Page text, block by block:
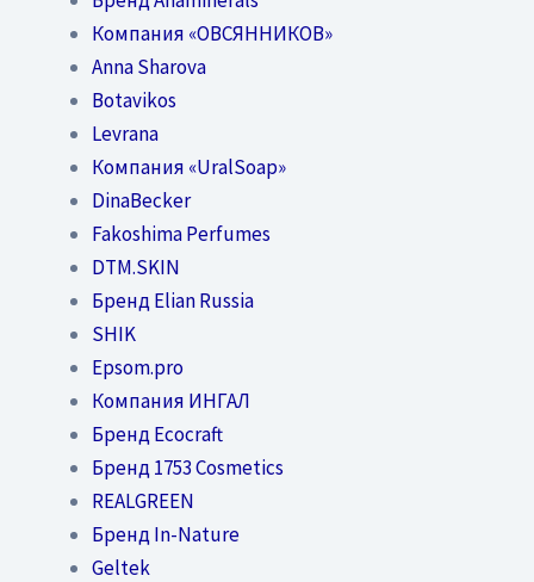
Компания «ОВСЯННИКОВ»
Anna Sharova
Botavikos
Levrana
Компания «UralSoap»
DinaBecker
Fakoshima Perfumes
DTM.SKIN
Бренд Elian Russia
SHIK
Epsom.pro
Компания ИНГАЛ
Бренд Ecocraft
Бренд 1753 Cosmetics
REALGREEN
Бренд In-Nature
Geltek